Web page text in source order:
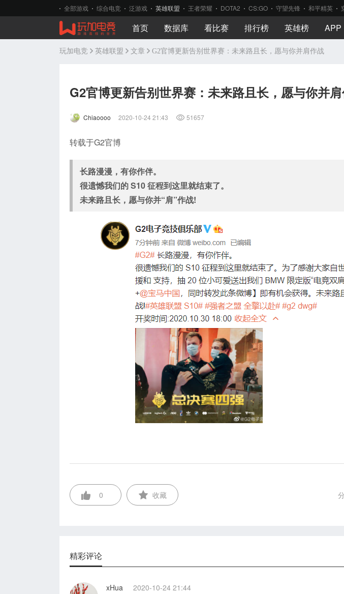
全部游戏 综合电竞 泛游戏 英雄联盟 王者荣耀 DOTA2 CS:GO 守望先锋 和平精英
首页 数据库 看比赛 排行榜 英雄榜 APP
玩加电竞 英雄联盟 文章 G2官博更新告别世界赛：未来路且长，愿与你并肩作战
G2官博更新告别世界赛：未来路且长，愿与你并
Chiaoooo 2020-10-24 21:43 51657
转载于G2官博
长路漫漫，有你作伴。
很遗憾我们的 S10 征程到这里就结束了。
未来路且长，愿与你并“肩”作战!
0 收藏
精彩评论
xHua 2020-10-24 21:44